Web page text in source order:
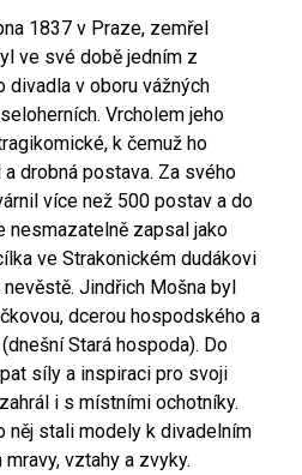
1837 v Praze, zemřel
ve své době jedním z
divadla v oboru vážných
Vrcholem jeho
k čemuž ho
drobná postava. Za svého
více než 500 postav a do
nesmazatelně zapsal jako
ve Strakonickém dudákovi
Jindřich Mošna byl
dcerou hospodského a
Stará hospoda). Do
síly a inspiraci pro svoji
i s místními ochotníky.
něj stali modely k divadelním
vztahy a zvyky.